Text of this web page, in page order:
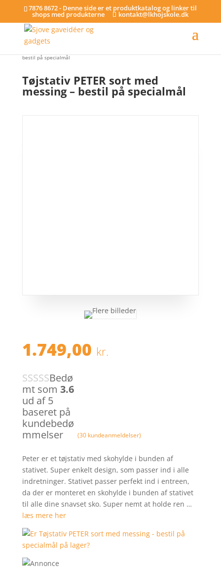
7876 8672 - Denne side er et produktkatalog og linker til
shops med produkterne kontakt@lkhojskole.dk
bestil på specialmål
Tøjstativ PETER sort med
messing – bestil på specialmål
1.749,00 kr.
Bedø
mt som 3.6
ud af 5
baseret på
kundebedø
mmelser
(30kundeanmeldelser)
Peter er et tøjstativ med skohylde i bunden af
stativet. Super enkelt design, som passer ind i alle
indretninger. Stativet passer perfekt ind i entreen,
da der er monteret en skohylde i bunden af stativet
til alle dine snavset sko. Super nemt at holde ren …
læs mere her